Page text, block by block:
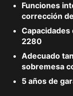
Funciones
corrección
Capacidades
2280
Adecuado
sobremesa
5 años de